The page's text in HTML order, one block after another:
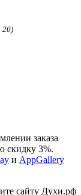
20)
заказа
скидку 3%.
и AppGallery
сайту Духи.рф